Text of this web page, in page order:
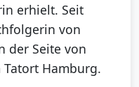
erhielt. Seit
von
der Seite von
Hamburg.